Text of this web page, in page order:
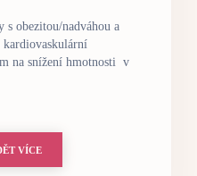
obezitou/nadváhou a
na snížení hmotnosti v
VÍCE